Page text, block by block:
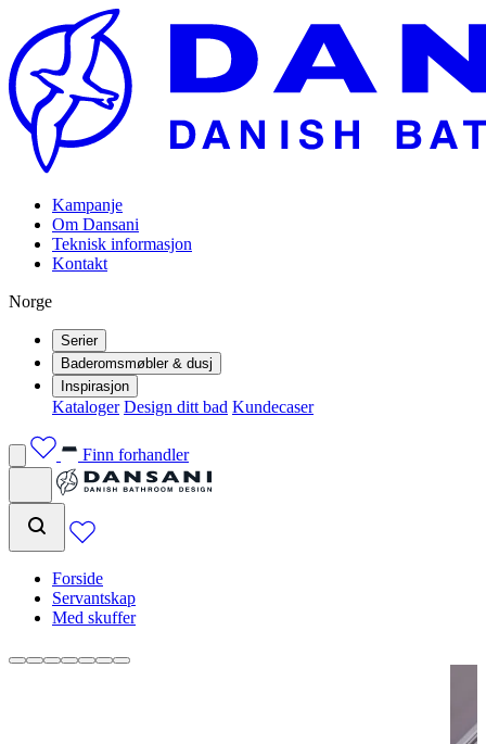
Kampanje
Om Dansani
Teknisk informasjon
Kontakt
Norge
Serier
Baderomsmøbler & dusj
Inspirasjon
Kataloger Design ditt bad Kundecaser
Finn forhandler
Forside
Servantskap
Med skuffer